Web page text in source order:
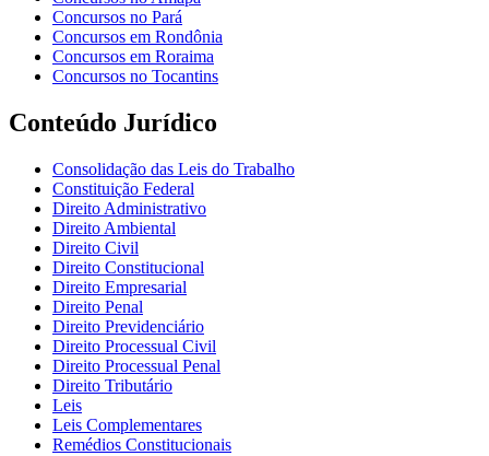
Concursos no Pará
Concursos em Rondônia
Concursos em Roraima
Concursos no Tocantins
Conteúdo Jurídico
Consolidação das Leis do Trabalho
Constituição Federal
Direito Administrativo
Direito Ambiental
Direito Civil
Direito Constitucional
Direito Empresarial
Direito Penal
Direito Previdenciário
Direito Processual Civil
Direito Processual Penal
Direito Tributário
Leis
Leis Complementares
Remédios Constitucionais